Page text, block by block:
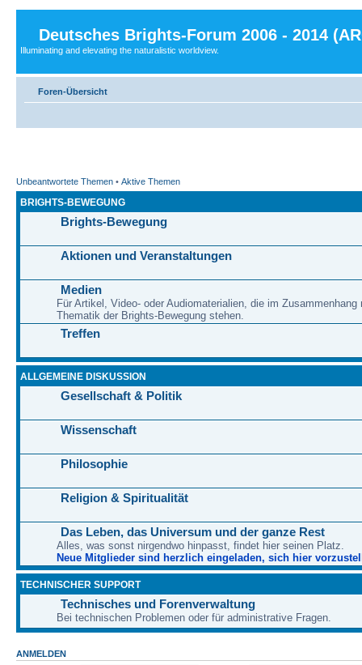
Deutsches Brights-Forum 2006 - 2014
Illuminating and elevating the naturalistic worldview.
Foren-Übersicht
Unbeantwortete Themen • Aktive Themen
BRIGHTS-BEWEGUNG
Brights-Bewegung
Aktionen und Veranstaltungen
Medien
Für Artikel, Video- oder Audiomaterialien, die im Zusammenhang
Thematik der Brights-Bewegung stehen.
Treffen
ALLGEMEINE DISKUSSION
Gesellschaft & Politik
Wissenschaft
Philosophie
Religion & Spiritualität
Das Leben, das Universum und der ganze Rest
Alles, was sonst nirgendwo hinpasst, findet hier seinen Platz.
Neue Mitglieder sind herzlich eingeladen, sich hier
TECHNISCHER SUPPORT
Technisches und Forenverwaltung
Bei technischen Problemen oder für administrative Fragen.
ANMELDEN